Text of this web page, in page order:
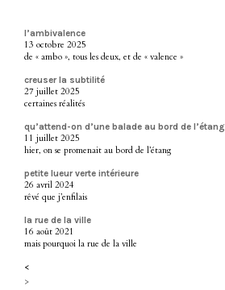
l’ambivalence
13 octobre 2025
de « ambo », tous les deux, et de « valence »
creuser la subtilité
27 juillet 2025
certaines réalités
qu’attend-on d’une balade au bord de l’étang
11 juillet 2025
hier, on se promenait au bord de l’étang
petite lueur verte intérieure
26 avril 2024
rêvé que j’enfilais
la rue de la ville
16 août 2021
mais pourquoi la rue de la ville
<
>